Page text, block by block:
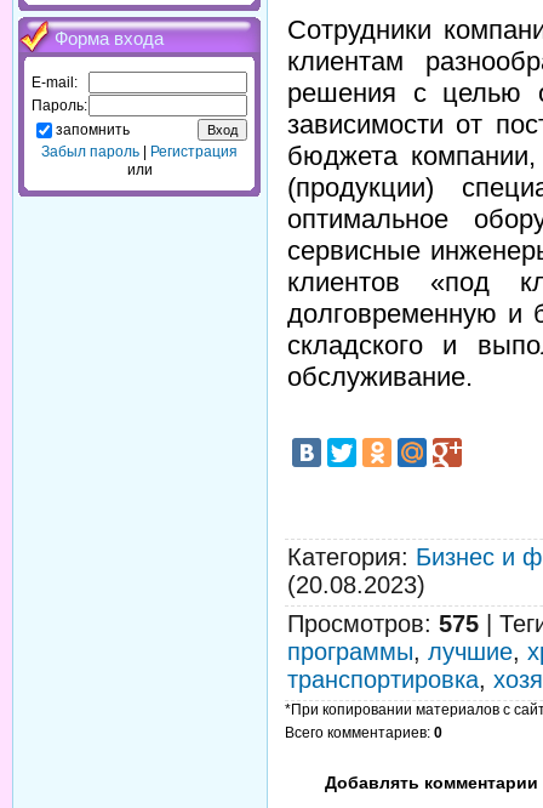
Форма входа
E-mail:
Пароль:
запомнить
Забыл пароль
Регистрация
или
Сотрудники
клиентам
решения с целью
зависимости от
бюджета
(продукции)
оптимальное
сервисные
клиентов «под
долговременную и
складского и
обслуживание.
Категория: Бизнес и
(20.08.2023)
Просмотров: 575
программы, лучшие,
транспортировка,
*При копировании материалов с
Всего комментариев: 0
Добавлять комментарии